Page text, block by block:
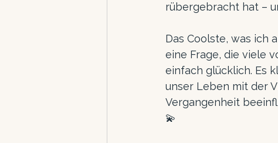
rübergebracht hat –
Das Coolste, was ich
eine Frage, die viele
einfach glücklich. Es
unser Leben mit der
Vergangenheit
💫